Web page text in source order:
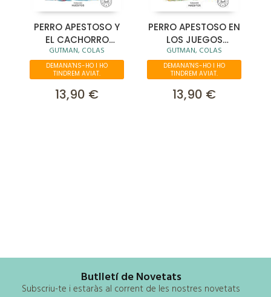
PERRO APESTOSO Y
EL CACHORRO
PERDIDO
GUTMAN, COLAS
DEMANA'NS-HO I HO
TINDREM AVIAT.
13,90 €
PERRO APESTOSO EN
LOS JUEGOS
OLIMPICOS
GUTMAN, COLAS
DEMANA'NS-HO I HO
TINDREM AVIAT.
13,90 €
Butlletí de Novetats
Subscriu-te i estaràs al corrent de les nostres novetats